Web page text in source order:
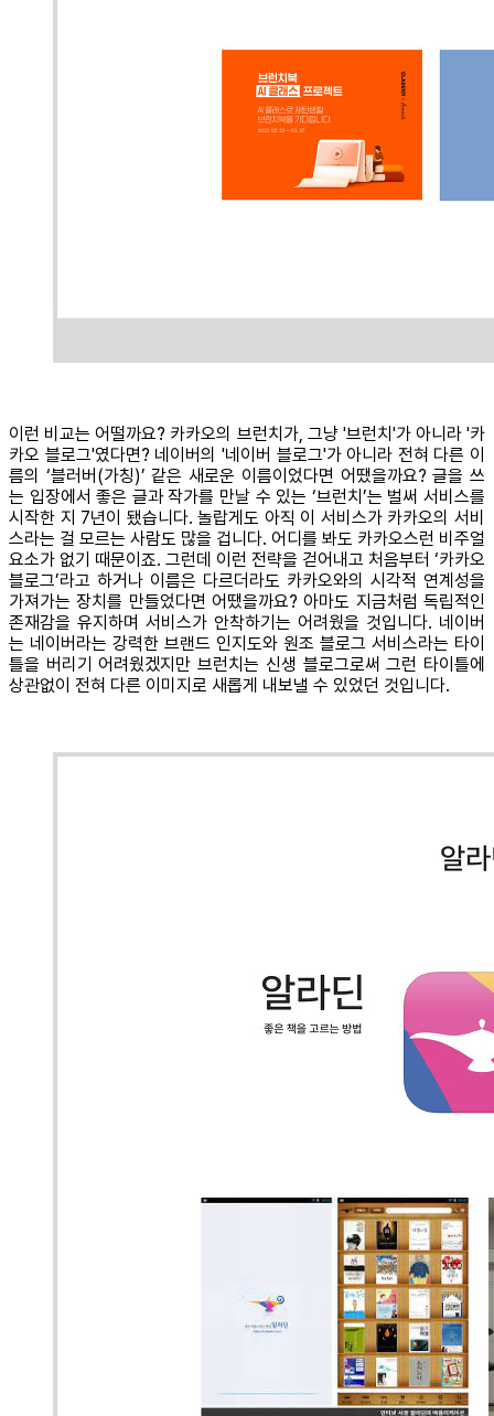
이런 비교는 어떨까요? 카카오의 브런치가, 그냥 '브런치'가 아니라 '카
카오 블로그'였다면? 네이버의 '네이버 블로그'가 아니라 전혀 다른 이
름의 ‘블러버(가칭)’ 같은 새로운 이름이었다면 어땠을까요? 글을 쓰
는 입장에서 좋은 글과 작가를 만날 수 있는 ‘브런치’는 벌써 서비스를
시작한 지 7년이 됐습니다. 놀랍게도 아직 이 서비스가 카카오의 서비
스라는 걸 모르는 사람도 많을 겁니다. 어디를 봐도 카카오스런 비주얼
요소가 없기 때문이죠. 그런데 이런 전략을 걷어내고 처음부터 ‘카카오
블로그’라고 하거나 이름은 다르더라도 카카오와의 시각적 연계성을
가져가는 장치를 만들었다면 어땠을까요? 아마도 지금처럼 독립적인
존재감을 유지하며 서비스가 안착하기는 어려웠을 것입니다. 네이버
는 네이버라는 강력한 브랜드 인지도와 원조 블로그 서비스라는 타이
틀을 버리기 어려웠겠지만 브런치는 신생 블로그로써 그런 타이틀에
상관없이 전혀 다른 이미지로 새롭게 내보낼 수 있었던 것입니다.